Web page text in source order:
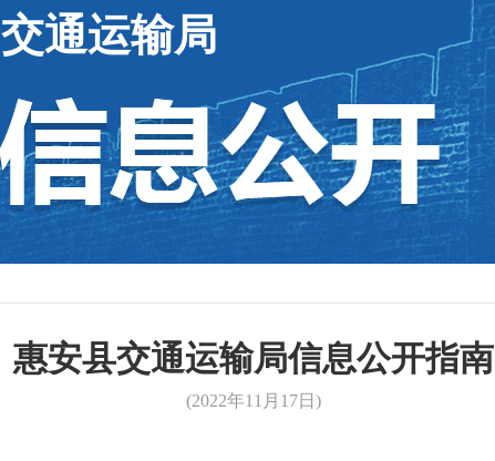
交通运输局
惠安县交通运输局信息公开指南
(2022年11月17日)